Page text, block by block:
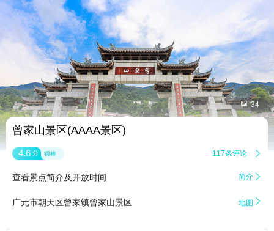
 34
曾家山景区(AAAA景区)
4.6 分 很棒 117条评论 
查看景点简介及开放时间 简介 
广元市朝天区曾家镇曾家山景区 地图 
